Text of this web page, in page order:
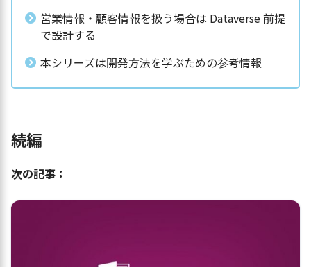
営業情報・顧客情報を扱う場合は Dataverse 前提
で設計する
本シリーズは開発方法を学ぶための参考情報
続編
次の記事：